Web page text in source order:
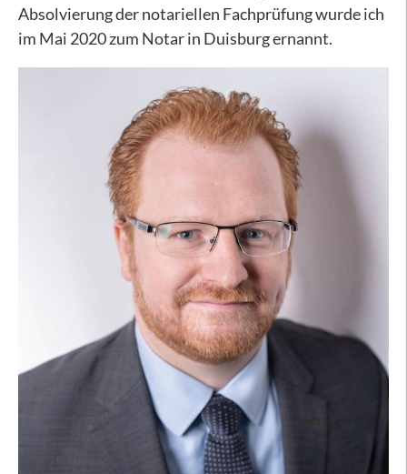
Absolvierung der notariellen Fachprüfung wurde ich
im Mai 2020 zum Notar in Duisburg ernannt.